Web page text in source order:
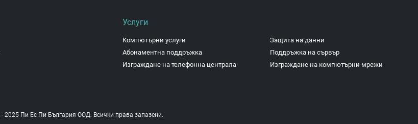
Услуги
Компютърни услуги
Абонаментна поддръжка
Изграждане на телефонна централа
Защита на данни
Поддръжка на сървър
Изграждане на компютърни мрежи
2025 Пи Ес Пи България ООД. Всички права запазени.